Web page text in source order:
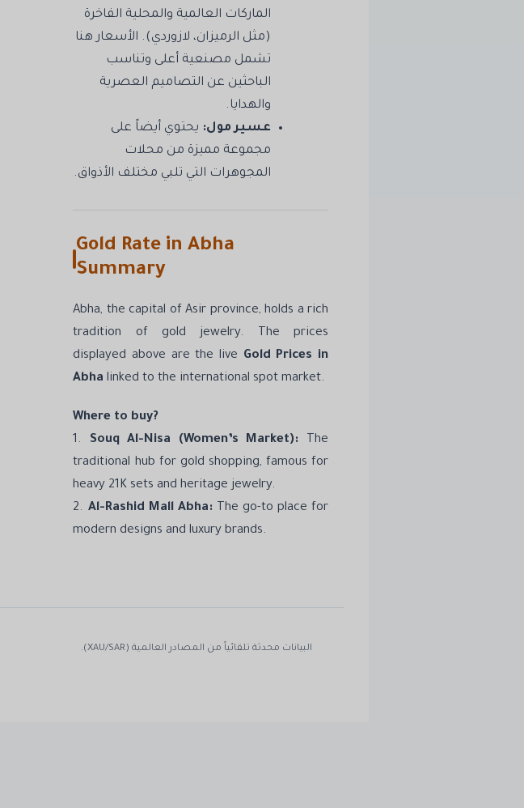
الماركات العالمية والمحلية الفاخرة
(مثل الرميزان، لازوردي). الأسعار هنا
تشمل مصنعية أعلى وتناسب
الباحثين عن التصاميم العصرية
والهدايا.
عسير مول: يحتوي أيضاً على
مجموعة مميزة من محلات
المجوهرات التي تلبي مختلف الأذواق.
Gold Rate in Abha
Summary
Abha, the capital of Asir province, holds a rich
tradition of gold jewelry. The prices
displayed above are the live Gold Prices in
Abha linked to the international spot market.
Where to buy?
1. Souq Al-Nisa (Women’s Market): The
traditional hub for gold shopping, famous for
heavy 21K sets and heritage jewelry.
2. Al-Rashid Mall Abha: The go-to place for
modern designs and luxury brands.
البيانات محدثة تلقائياً من المصادر العالمية (XAU/SAR).